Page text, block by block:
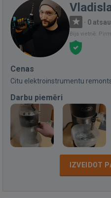
· 0
Bija vietnē:
Cenas
Citu elektroinstrumentu
Darbu piemēri
IZVEIDOT